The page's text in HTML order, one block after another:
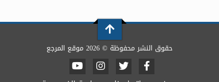
حقوق النشر محفوظة © 2026 موقع المرجع